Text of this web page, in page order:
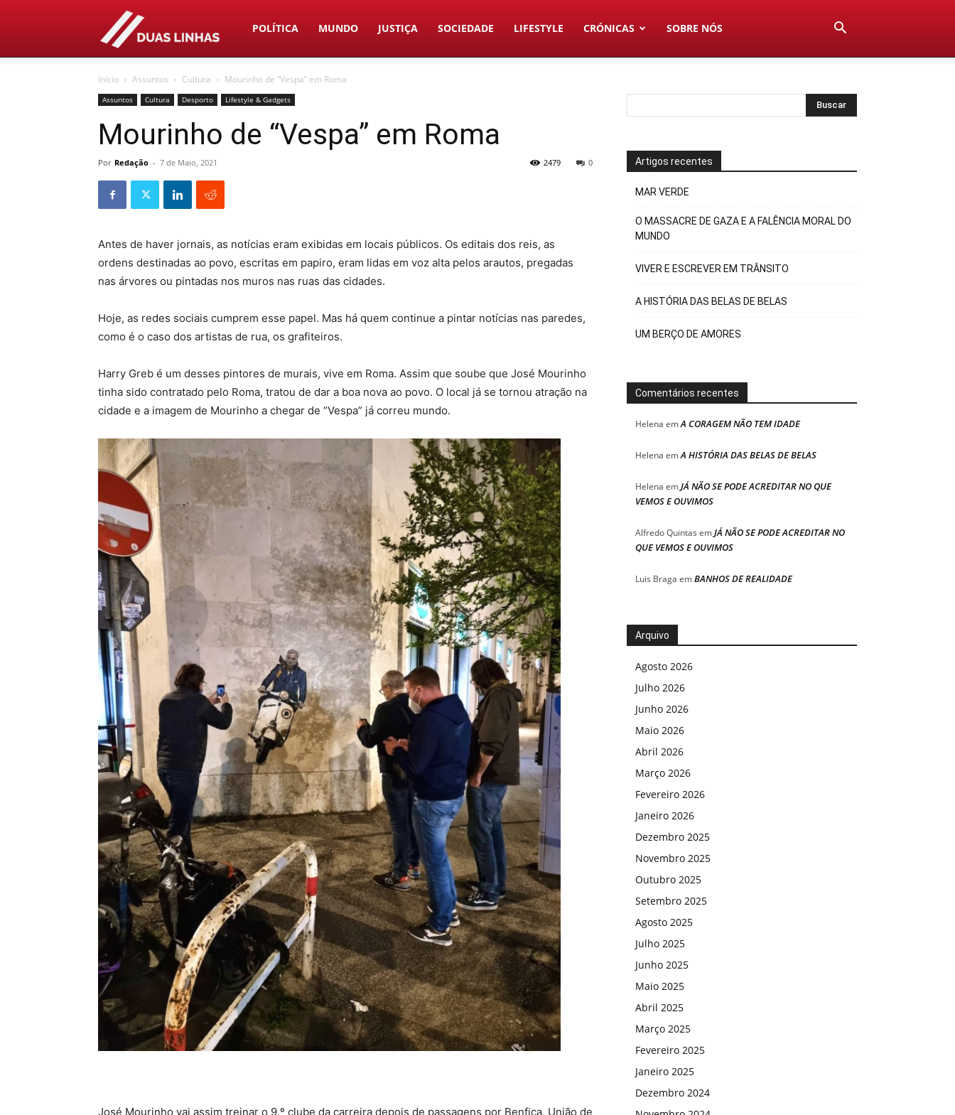
Duas
Linhas
POLÍTICA MUNDO JUSTIÇA SOCIEDADE LIFESTYLE CRÓNICAS SOBRE NÓS
Início Assuntos Cultura Mourinho de “Vespa” em Roma
Assuntos Cultura Desporto Lifestyle & Gadgets
Mourinho de “Vespa” em Roma
Por Redação - 7 de Maio, 2021 0
2479
Antes de haver jornais, as notícias eram exibidas em locais públicos. Os editais dos reis, as
ordens destinadas ao povo, escritas em papiro, eram lidas em voz alta pelos arautos, pregadas
nas árvores ou pintadas nos muros nas ruas das cidades.
Hoje, as redes sociais cumprem esse papel. Mas há quem continue a pintar notícias nas paredes,
como é o caso dos artistas de rua, os grafiteiros.
Harry Greb é um desses pintores de murais, vive em Roma. Assim que soube que José Mourinho
tinha sido contratado pelo Roma, tratou de dar a boa nova ao povo. O local já se tornou atração na
cidade e a imagem de Mourinho a chegar de “Vespa” já correu mundo.
José Mourinho vai assim treinar o 9.º clube da carreira depois de passagens por Benfica, União de
Artigos recentes
MAR VERDE
O MASSACRE DE GAZA E A FALÊNCIA MORAL DO
MUNDO
VIVER E ESCREVER EM TRÂNSITO
A HISTÓRIA DAS BELAS DE BELAS
UM BERÇO DE AMORES
Comentários recentes
Helena emA CORAGEM NÃO TEM IDADE
Helena emA HISTÓRIA DAS BELAS DE BELAS
Helena emJÁ NÃO SE PODE ACREDITAR NO QUE
VEMOS E OUVIMOS
Alfredo Quintas emJÁ NÃO SE PODE ACREDITAR NO
QUE VEMOS E OUVIMOS
Luis Braga emBANHOS DE REALIDADE
Arquivo
Agosto 2026
Julho 2026
Junho 2026
Maio 2026
Abril 2026
Março 2026
Fevereiro 2026
Janeiro 2026
Dezembro 2025
Novembro 2025
Outubro 2025
Setembro 2025
Agosto 2025
Julho 2025
Junho 2025
Maio 2025
Abril 2025
Março 2025
Fevereiro 2025
Janeiro 2025
Dezembro 2024